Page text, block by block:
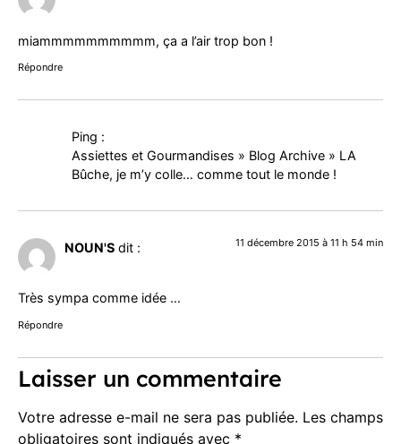
miammmmmmmmmm, ça a l’air trop bon !
Répondre
Ping :
Assiettes et Gourmandises » Blog Archive » LA
Bûche, je m’y colle… comme tout le monde !
NOUN'S dit : 11 décembre 2015 à 11 h 54 min
Très sympa comme idée …
Répondre
Laisser un commentaire
Votre adresse e-mail ne sera pas publiée. Les champs
obligatoires sont indiqués avec *